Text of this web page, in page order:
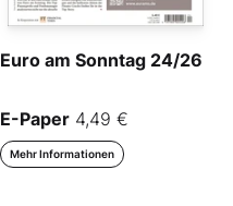
Euro am Sonntag 24/26
E-Paper 4,49 €
Mehr Informationen